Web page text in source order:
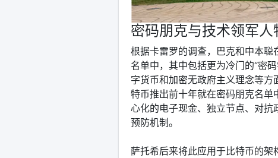
密码朋克与技术领军人
根据卡雷罗的调查，巴克和中本
名单中，其中包括更为冷门的“密
字货币和加密无政府主义理念等
特币推出前十年就在密码朋克名
心化的电子现金、独立节点、对
预防机制。
萨托希后来将此应用于比特币的架